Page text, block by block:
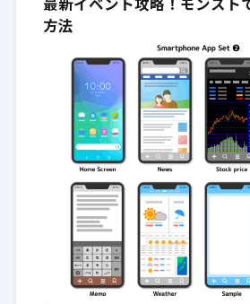
最新イベント攻略！モンスト
方法